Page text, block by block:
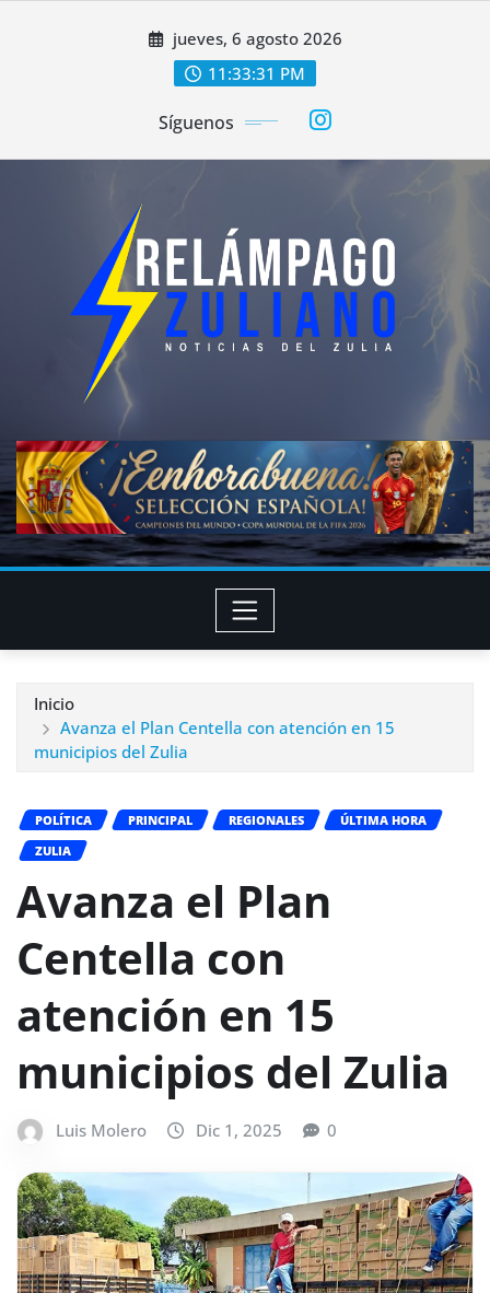
jueves, 6 agosto 2026
11:33:33 PM
Síguenos
Inicio
Avanza el Plan Centella con atención en 15
municipios del Zulia
POLÍTICA PRINCIPAL REGIONALES
ÚLTIMA HORA
ZULIA
Avanza el Plan
Centella con
atención en 15
municipios del Zulia
Luis Molero Dic 1, 2025 0